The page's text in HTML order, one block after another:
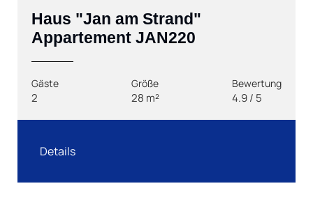
Haus "Jan am Strand"
Appartement JAN220
Gäste
2
Größe
28 m²
Bewertung
4.9 / 5
Details